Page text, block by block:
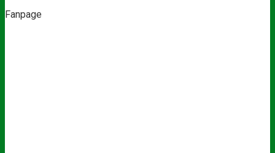
Fanpage